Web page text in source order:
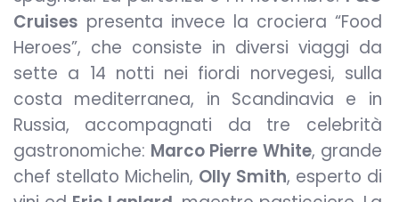
Cruises presenta invece la crociera “Food
Heroes”, che consiste in diversi viaggi da
sette a 14 notti nei fiordi norvegesi, sulla
costa mediterranea, in Scandinavia e in
Russia, accompagnati da tre celebrità
gastronomiche: Marco Pierre White, grande
chef stellato Michelin, Olly Smith, esperto di